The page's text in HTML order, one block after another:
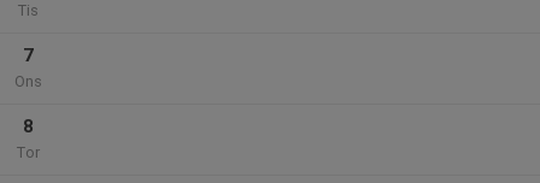
Tis
7
Ons
8
Tor